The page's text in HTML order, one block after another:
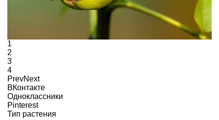
1
2
3
4
PrevNext
ВКонтакте
Одноклассники
Pinterest
Тип растения